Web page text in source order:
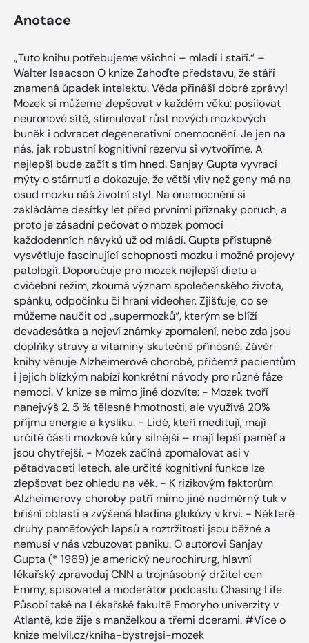
Anotace
„Tuto knihu potřebujeme všichni – mladí i staří.“ –
Walter Isaacson O knize Zahoďte představu, že stáří
znamená úpadek intelektu. Věda přináší dobré zprávy!
Mozek si můžeme zlepšovat v každém věku: posilovat
neuronové sítě, stimulovat růst nových mozkových
buněk i odvracet degenerativní onemocnění. Je jen na
nás, jak robustní kognitivní rezervu si vytvoříme. A
nejlepší bude začít s tím hned. Sanjay Gupta vyvrací
mýty o stárnutí a dokazuje, že větší vliv než geny má na
osud mozku náš životní styl. Na onemocnění si
zakládáme desítky let před prvními příznaky poruch, a
proto je zásadní pečovat o mozek pomocí
každodenních návyků už od mládí. Gupta přístupně
vysvětluje fascinující schopnosti mozku i možné projevy
patologií. Doporučuje pro mozek nejlepší dietu a
cvičební režim, zkoumá význam společenského života,
spánku, odpočinku či hraní videoher. Zjišťuje, co se
můžeme naučit od „supermozků“, kterým se blíží
devadesátka a nejeví známky zpomalení, nebo zda jsou
doplňky stravy a vitaminy skutečně přínosné. Závěr
knihy věnuje Alzheimerově chorobě, přičemž pacientům
i jejich blízkým nabízí konkrétní návody pro různé fáze
nemoci. V knize se mimo jiné dozvíte: - Mozek tvoří
nanejvýš 2, 5 % tělesné hmotnosti, ale využívá 20%
příjmu energie a kyslíku. - Lidé, kteří meditují, mají
určité části mozkové kůry silnější – mají lepší paměť a
jsou chytřejší. - Mozek začíná zpomalovat asi v
pětadvaceti letech, ale určité kognitivní funkce lze
zlepšovat bez ohledu na věk. - K rizikovým faktorům
Alzheimerovy choroby patří mimo jiné nadměrný tuk v
břišní oblasti a zvýšená hladina glukózy v krvi. - Některé
druhy paměťových lapsů a roztržitosti jsou běžné a
nemusí v nás vzbuzovat paniku. O autorovi Sanjay
Gupta (* 1969) je americký neurochirurg, hlavní
lékařský zpravodaj CNN a trojnásobný držitel cen
Emmy, spisovatel a moderátor podcastu Chasing Life.
Působí také na Lékařské fakultě Emoryho univerzity v
Atlantě, kde žije s manželkou a třemi dcerami. #Více o
knize melvil.cz/kniha-bystrejsi-mozek